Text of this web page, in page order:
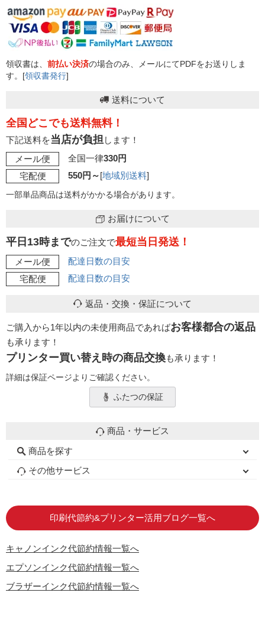
領収書は、 前払い決済の場合のみ、メールにてPDFをお送りしま
す。[領収書発行]
送料について
全国どこでも送料無料！
下記送料を当店が負担 します！
メール便
全国一律330円
宅配便
550円～[地域別送料]
一部単品商品は送料がかかる場合があります。
お届けについて
平日13時までのご注文で最短当日発送！
メール便
配達日数の目安
宅配便
配達日数の目安
返品・交換・保証について
ご購入から1年以内の未使用商品であればお客様都合の返品
も承ります！
プリンター買い替え時の商品交換も承ります！
詳細は保証ページよりご確認ください。
ふたつの保証
商品・サービス
商品を探す
初心者用セット
キャノンインク
エプソンインク
ブラザーインク
詰め替えインク
互換インクボトル
互換インクカートリッジ
再生インクカートリッジ
トナーカートリッジ
その他サービス
印刷代節約&プリンター活用ブログ一覧へ
キャノンインク代節約情報一覧へ
エプソンインク代節約情報一覧へ
ブラザーインク代節約情報一覧へ